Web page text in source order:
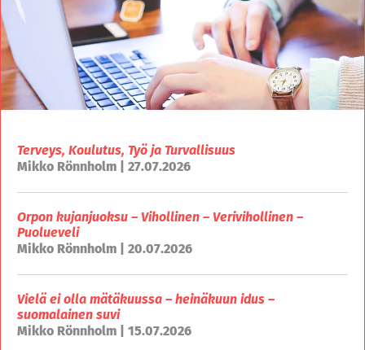
Terveys, Koulutus, Työ ja Turvallisuus
Mikko Rönnholm | 27.07.2026
Orpon kujanjuoksu – Vihollinen – Verivihollinen –
Puolueveli
Mikko Rönnholm | 20.07.2026
Vielä ei olla mätäkuussa – heinäkuun idus –
suomalainen suvi
Mikko Rönnholm | 15.07.2026